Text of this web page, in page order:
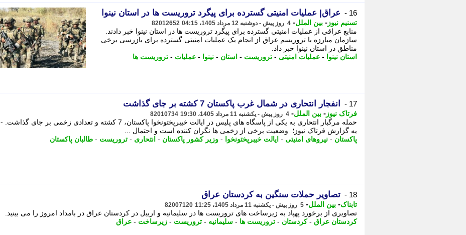
16 - عراق| عملیات امنیتی گسترده برای پیگرد تروریست ها در استان نینوا
تسنیم نیوز - بین الملل- 4 روز پیش - دوشنبه 12 مرداد 1405، 04:15 82012652
منابع عراقی از عملیات امنیتی گسترده برای پیگرد تروریست ها در استان نینوا خبر دادند.
سازمان مبارزه با تروریسم عراق از انجام یک عملیات امنیتی گسترده برای بازرسی برخی
مناطق در استان نینوا خبر داد.
استان نینوا
- عملیات امنیتی - تروریست - استان - نینوا - عملیات - تروریست ها
17 - انفجار انتحاری در شمال غرب پاکستان 7 کشته بر جای گذاشت
فرتاک نیوز - بین الملل- 4 روز پیش - یکشنبه 11 مرداد 1405، 19:30 82010734
حمله مرگبار انتحاری به یکی از پاسگاه های پلیس در ایالت خیبرپختونخوا پاکستان، 7 کشته و تعدادی زخمی بر جای گذاشت. -
به گزارش فرتاک نیوز؛ وضعیت برخی از زخمی ها نگران کننده است و احتمال ...
پاکستان - نیروهای امنیتی - ایالت خیبرپختونخوا - وزیر کشور پاکستان - انتحاری - تروریست - طالبان پاکستان
18 - تصاویر حملات سنگین به کردستان عراق
تابناک- بین الملل- 5 روز پیش - یکشنبه 11 مرداد 1405، 11:25 82007120
تصاویری از برخورد پهپاد به زیرساخت های تروریست ها در سلیمانیه و اربیل در کردستان عراق در بامداد امروز را می بینید.
کردستان عراق -کردستان - تروریست ها - سلیمانیه - تروریست - زیرساخت - عراق